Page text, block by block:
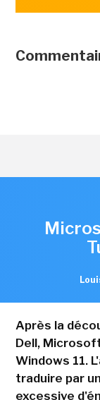
Après la
Dell,
Windows 11.
traduire par
excessive